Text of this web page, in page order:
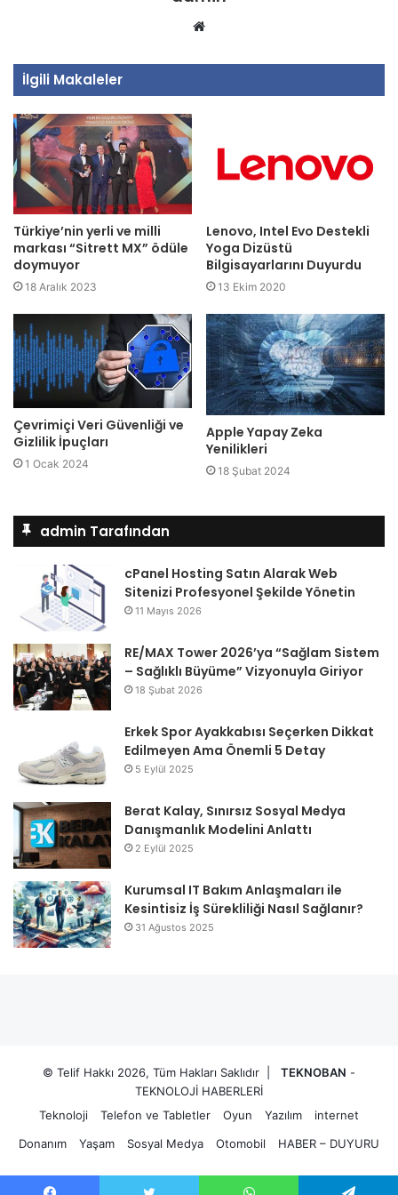
Web
İlgili Makaleler
Türkiye’nin yerli ve milli
markası “Sitrett MX” ödüle
doymuyor
18 Aralık 2023
Lenovo, Intel Evo Destekli
Yoga Dizüstü
Bilgisayarlarını Duyurdu
13 Ekim 2020
Çevrimiçi Veri Güvenliği ve
Gizlilik İpuçları
1 Ocak 2024
Apple Yapay Zeka
Yenilikleri
18 Şubat 2024
admin Tarafından
cPanel Hosting Satın Alarak Web
Sitenizi Profesyonel Şekilde Yönetin
11 Mayıs 2026
RE/MAX Tower 2026’ya “Sağlam Sistem
– Sağlıklı Büyüme” Vizyonuyla Giriyor
18 Şubat 2026
Erkek Spor Ayakkabısı Seçerken Dikkat
Edilmeyen Ama Önemli 5 Detay
5 Eylül 2025
Berat Kalay, Sınırsız Sosyal Medya
Danışmanlık Modelini Anlattı
2 Eylül 2025
Kurumsal IT Bakım Anlaşmaları ile
Kesintisiz İş Sürekliliği Nasıl Sağlanır?
31 Ağustos 2025
© Telif Hakkı 2026, Tüm Hakları Saklıdır | TEKNOBAN -
TEKNOLOJİ HABERLERİ
Teknoloji
Telefon ve Tabletler Oyun Yazılım
internet
Donanım
Yaşam Sosyal Medya Otomobil HABER – DUYURU